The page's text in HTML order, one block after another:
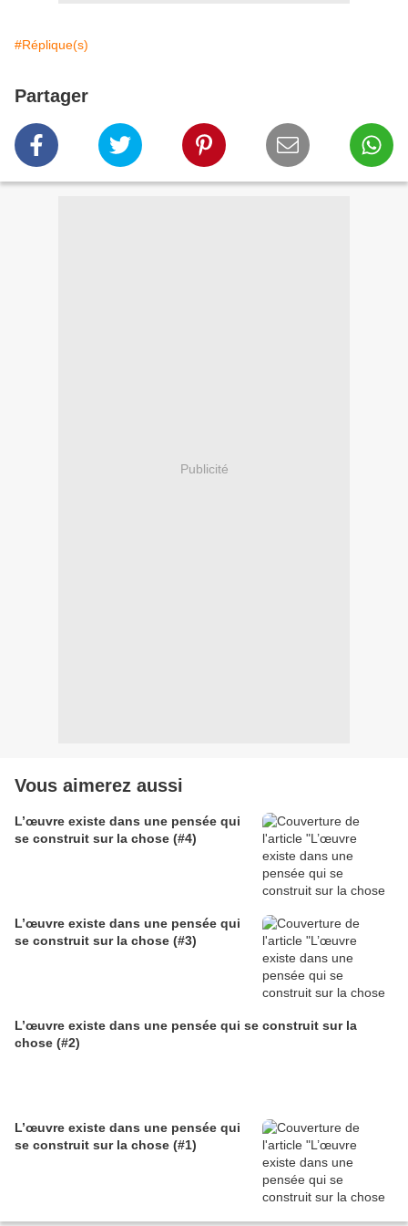
#Réplique(s)
Partager
Publicité
Vous aimerez aussi
L’œuvre existe dans une pensée qui
se construit sur la chose (#4)
L’œuvre existe dans une pensée qui
se construit sur la chose (#3)
L’œuvre existe dans une pensée qui se construit sur la
chose (#2)
L’œuvre existe dans une pensée qui
se construit sur la chose (#1)